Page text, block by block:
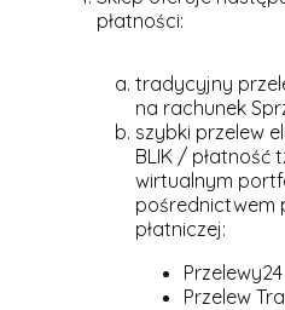
płatności:
tradycyjny
na rachunek
szybki przelew
BLIK / płatność
wirtualnym
pośrednictwem
płatniczej:
Przelewy24
Przelew